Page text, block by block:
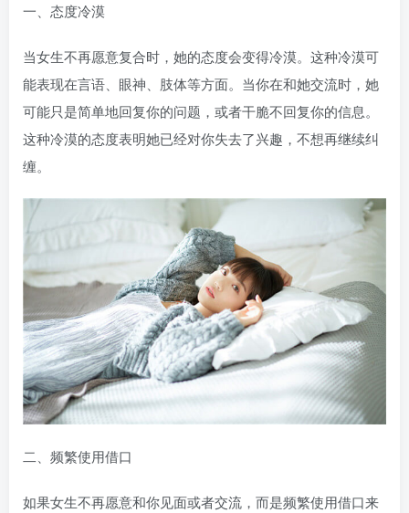
一、态度冷漠
当女生不再愿意复合时，她的态度会变得冷漠。这种冷漠可
能表现在言语、眼神、肢体等方面。当你在和她交流时，她
可能只是简单地回复你的问题，或者干脆不回复你的信息。
这种冷漠的态度表明她已经对你失去了兴趣，不想再继续纠
缠。
二、频繁使用借口
如果女生不再愿意和你见面或者交流，而是频繁使用借口来